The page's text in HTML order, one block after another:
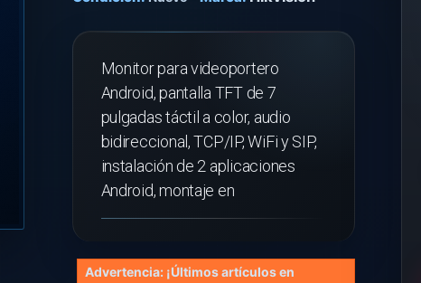
Monitor para videoportero
Android, pantalla TFT de 7
pulgadas táctil a color, audio
bidireccional, TCP/IP, WiFi y SIP,
instalación de 2 aplicaciones
Android, montaje en
Advertencia: ¡Últimos artículos en